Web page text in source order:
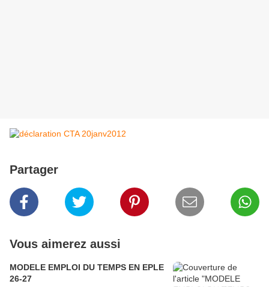
Partager
Vous aimerez aussi
MODELE EMPLOI DU TEMPS EN EPLE
26-27